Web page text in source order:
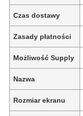
Czas dostawy
Zasady płatności
Możliwość Supply
Nazwa
Rozmiar ekranu